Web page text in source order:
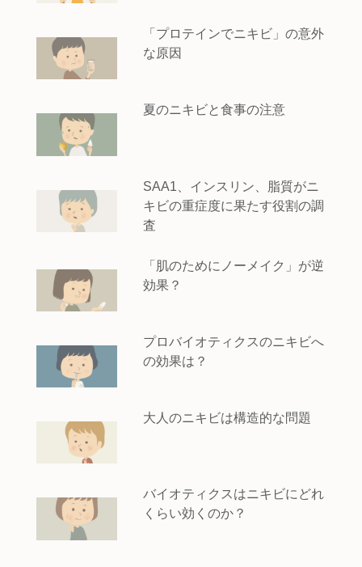
「プロテインでニキビ」の意外
な原因
夏のニキビと食事の注意
SAA1、インスリン、脂質がニ
キビの重症度に果たす役割の調
査
「肌のためにノーメイク」が逆
効果？
プロバイオティクスのニキビへ
の効果は？
大人のニキビは構造的な問題
バイオティクスはニキビにどれ
くらい効くのか？